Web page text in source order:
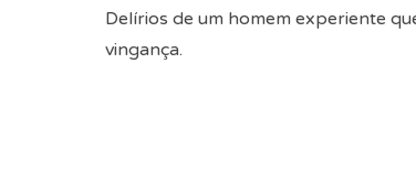
Delírios de um homem experiente
vingança.